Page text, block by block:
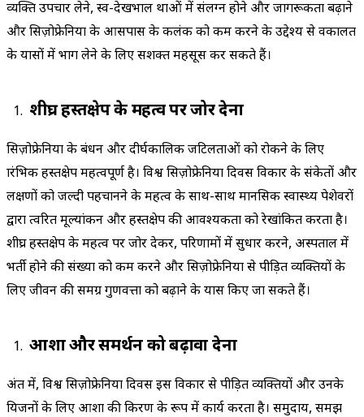
व्यक्ति उपचार लेने, स्व-देखभाल प्रथाओं में संलग्न होने और जागरूकता बढ़ाने
और सिज़ोफ्रेनिया के आसपास के कलंक को कम करने के उद्देश्य से वकालत
के प्रयासों में भाग लेने के लिए सशक्त महसूस कर सकते हैं।
शीघ्र हस्तक्षेप के महत्व पर जोर देना
सिज़ोफ्रेनिया के प्रबंधन और दीर्घकालिक जटिलताओं को रोकने के लिए
प्रारंभिक हस्तक्षेप महत्वपूर्ण है। विश्व सिज़ोफ्रेनिया दिवस विकार के संकेतों और
लक्षणों को जल्दी पहचानने के महत्व के साथ-साथ मानसिक स्वास्थ्य पेशेवरों
द्वारा त्वरित मूल्यांकन और हस्तक्षेप की आवश्यकता को रेखांकित करता है।
शीघ्र हस्तक्षेप के महत्व पर जोर देकर, परिणामों में सुधार करने, अस्पताल में
भर्ती होने की संख्या को कम करने और सिज़ोफ्रेनिया से पीड़ित व्यक्तियों के
लिए जीवन की समग्र गुणवत्ता को बढ़ाने के प्रयास किए जा सकते हैं।
आशा और समर्थन को बढ़ावा देना
अंत में, विश्व सिज़ोफ्रेनिया दिवस इस विकार से पीड़ित व्यक्तियों और उनके
प्रियजनों के लिए आशा की किरण के रूप में कार्य करता है। समुदाय, समझ